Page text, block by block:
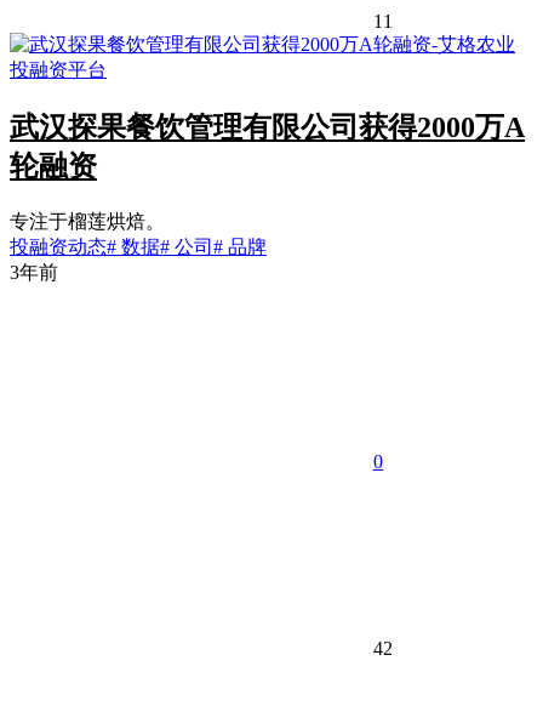
11
武汉探果餐饮管理有限公司获得2000万A
轮融资
专注于榴莲烘焙。
投融资动态# 数据# 公司 # 品牌
3年前
0
42